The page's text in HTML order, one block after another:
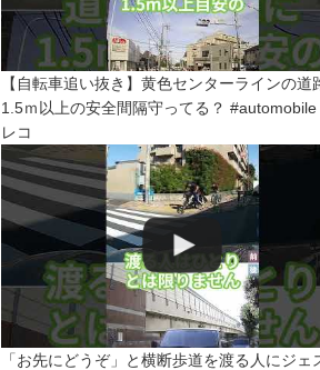
【自転車追い抜き】黄色センターラインの道
1.5ｍ以上の安全間隔守ってる？ #automobile
レコ
「お先にどうぞ」と横断歩道を渡る人にジェ